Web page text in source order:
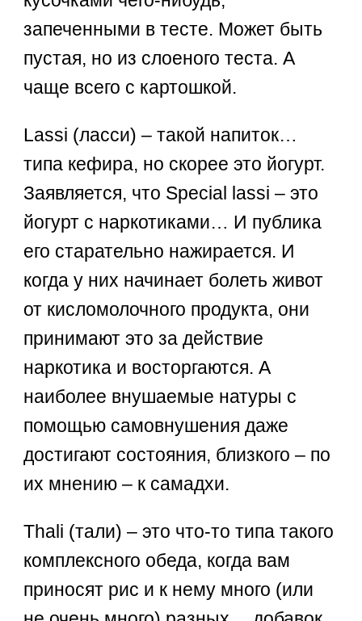
запеченными в тесте. Может быть
пустая, но из слоеного теста. А
чаще всего с картошкой.
Lassi (ласси) – такой напиток…
типа кефира, но скорее это йогурт.
Заявляется, что Special lassi – это
йогурт с наркотиками… И публика
его старательно нажирается. И
когда у них начинает болеть живот
от кисломолочного продукта, они
принимают это за действие
наркотика и восторгаются. А
наиболее внушаемые натуры с
помощью самовнушения даже
достигают состояния, близкого – по
их мнению – к самадхи.
Thali (тали) – это что-то типа такого
комплексного обеда, когда вам
приносят рис и к нему много (или